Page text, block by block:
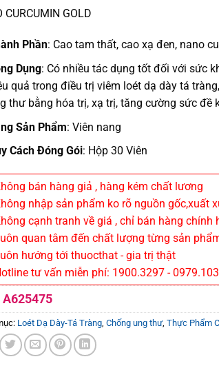
CURCUMIN GOLD
Phần: Cao tam thất, cao xạ đen, nano
Dụng: Có nhiều tác dụng tốt đối với sức
quả trong điều trị viêm loét dạ dày tá
thư bằng hóa trị, xạ trị, tăng cường sức đề
Sản Phẩm: Viên nang
Cách Đóng Gói: Hộp 30 Viên
bán hàng giả , hàng kém chất lương
nhập sản phẩm ko rõ nguồn gốc,xuất
cạnh tranh về giá , chỉ bán hàng chính
quan tâm đến chất lượng từng sản
hướng tới thuocthat - gia trị thật
tư vấn miễn phí: 1900.3297 -
A625475
Loét Dạ Dày-Tá Tràng, Chống ung thư, Thực Phẩm